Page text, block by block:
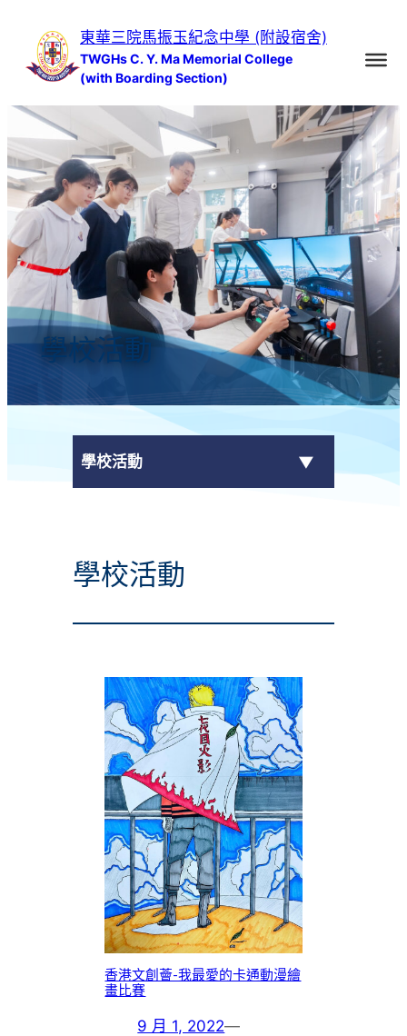
內
容
東華三院馬振玉紀念中學 (附設宿舍)
TWGHs C. Y. Ma Memorial College
(with Boarding Section)
學校活動
學校活動
校外獎項
學校活動
校園電視台
榮譽榜
學校活動
香港文創薈-我最愛的卡通動漫繪
畫比賽
9 月 1, 2022—